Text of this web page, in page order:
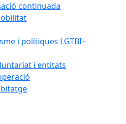
continuada
i polítiques LGTBI+
i entitats